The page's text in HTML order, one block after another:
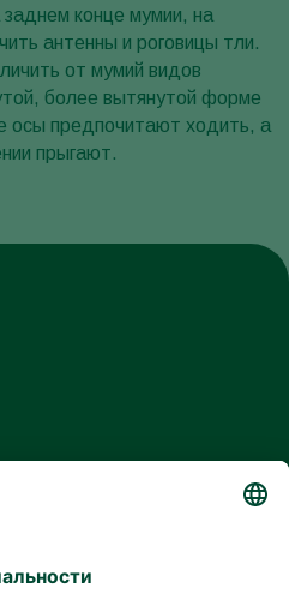
конце мумии, на
антенны и роговицы тли.
от мумий видов
более вытянутой форме
осы предпочитают ходить, а
прыгают.